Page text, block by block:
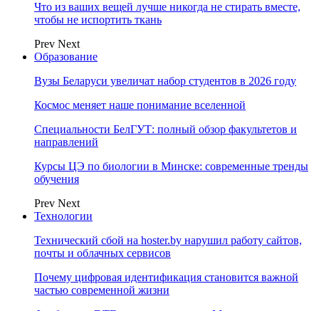
Что из ваших вещей лучше никогда не стирать вместе,
чтобы не испортить ткань
Prev Next
Образование
Вузы Беларуси увеличат набор студентов в 2026 году
Космос меняет наше понимание вселенной
Специальности БелГУТ: полный обзор факультетов и
направлений
Курсы ЦЭ по биологии в Минске: современные тренды
обучения
Prev Next
Технологии
Технический сбой на hoster.by нарушил работу сайтов,
почты и облачных сервисов
Почему цифровая идентификация становится важной
частью современной жизни